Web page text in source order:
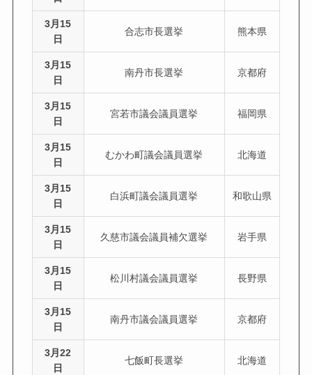
3月15
日
合志市長選挙 熊本県
3月15
日
南丹市長選挙 京都府
3月15
日
宮若市議会議員選挙 福岡県
3月15
日
むかわ町議会議員選挙 北海道
3月15
日
白浜町議会議員選挙 和歌山県
3月15
日
久慈市議会議員補欠選挙 岩手県
3月15
日
松川村議会議員選挙 長野県
3月15
日
南丹市議会議員選挙 京都府
3月22
日
七飯町長選挙 北海道